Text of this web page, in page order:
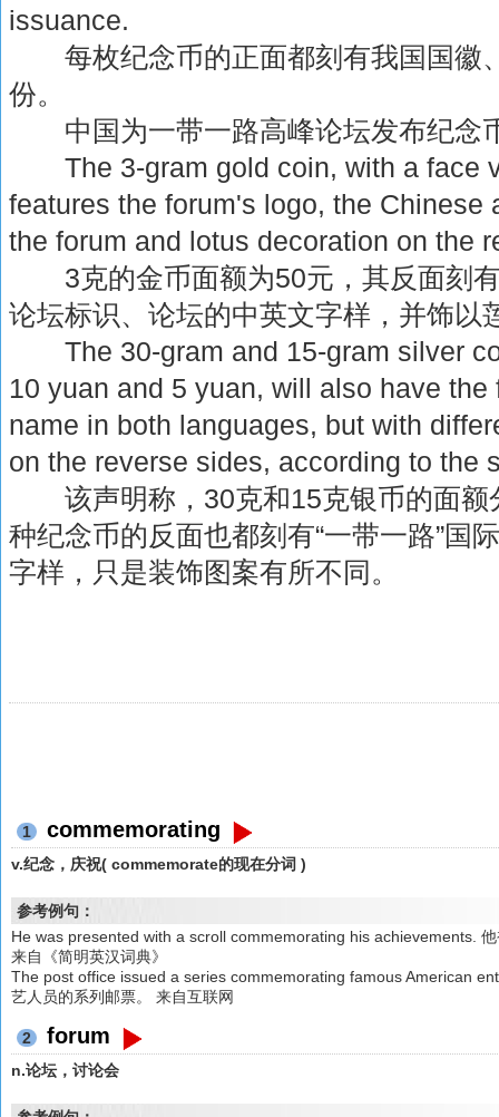
issuance.
每枚纪念币的正面都刻有我国国徽
份。
中国为一带一路高峰论坛发布纪念
The 3-gram gold coin, with a face
features the forum's logo, the Chinese
the forum and lotus decoration on the
3克的金币面额为50元，其反面刻有
论坛标识、论坛的中英文字样，并饰以
The 30-gram and 15-gram silver
10 yuan and 5 yuan, will also have
name in both languages, but with
on the reverse sides, according to the
该声明称，30克和15克银币的面额
种纪念币的反面也都刻有“一带一路”国
字样，只是装饰图案有所不同。
1 commemorating
v.纪念，庆祝( commemorate的现在分词 )
参考例句：
He was presented with a scroll commemorating his achievements.
来自《简明英汉词典》
The post office issued a series commemorating famous American
艺人员的系列邮票。 来自互联网
2 forum
n.论坛，讨论会